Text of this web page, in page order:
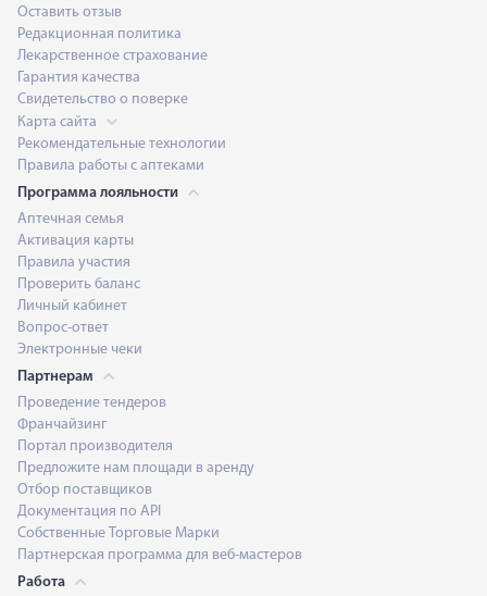
Оставить отзыв
Редакционная политика
Лекарственное страхование
Гарантия качества
Свидетельство о поверке
Карта сайта
Рекомендательные технологии
Правила работы с аптеками
Программа лояльности
Аптечная семья
Активация карты
Правила участия
Проверить баланс
Личный кабинет
Вопрос-ответ
Электронные чеки
Партнерам
Проведение тендеров
Франчайзинг
Портал производителя
Предложите нам площади в аренду
Отбор поставщиков
Документация по API
Собственные Торговые Марки
Партнерская программа для веб-мастеров
Работа